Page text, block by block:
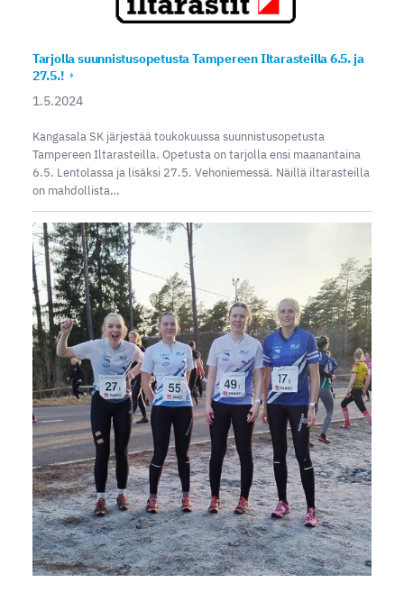
Tarjolla suunnistusopetusta Tampereen Iltarasteilla 6.5. ja
27.5.!
1.5.2024
Kangasala SK järjestää toukokuussa suunnistusopetusta
Tampereen Iltarasteilla. Opetusta on tarjolla ensi maanantaina
6.5. Lentolassa ja lisäksi 27.5. Vehoniemessä. Näillä iltarasteilla
on mahdollista…